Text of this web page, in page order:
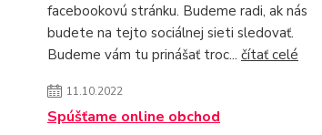
facebookovú stránku. Budeme radi, ak nás
budete na tejto sociálnej sieti sledovať.
Budeme vám tu prinášať troc... čítať celé
11.10.2022
Spúšťame online obchod